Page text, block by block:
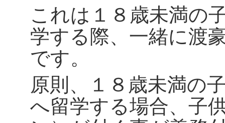
これは１８歳未満の
学する際、一緒に渡
です。
原則、１８歳未満の
へ留学する場合、子